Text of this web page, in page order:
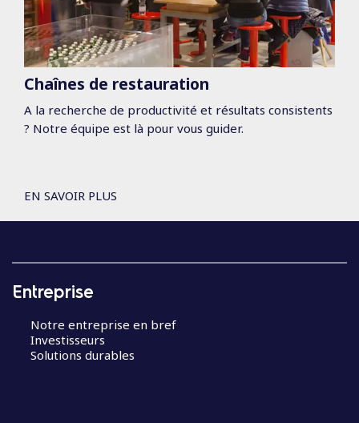
Chaînes de restauration
A la recherche de productivité et résultats consistents
? Notre équipe est là pour vous guider.
EN SAVOIR PLUS
Entreprise
Notre entreprise en bref
Investisseurs
Solutions durables